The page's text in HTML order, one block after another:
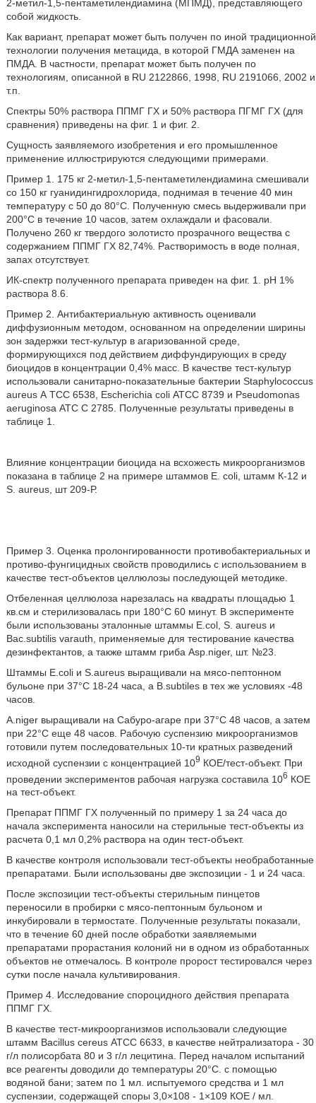
2-метил-1,5-пентаметилендиамина (МПМД), представляющего
собой жидкость.
Как вариант, препарат может быть получен по иной традиционной
технологии получения метацида, в которой ГМДА заменен на
ПМДА. В частности, препарат может быть получен по
технологиям, описанной в RU 2122866, 1998, RU 2191066, 2002 и
т.п.
Спектры 50% раствора ППМГ ГХ и 50% раствора ПГМГ ГХ (для
сравнения) приведены на фиг. 1 и фиг. 2.
Сущность заявляемого изобретения и его промышленное
применение иллюстрируются следующими примерами.
Пример 1. 175 кг 2-метил-1,5-пентаметилендиамина смешивали
со 150 кг гуанидингидрохлорида, поднимая в течение 40 мин
температуру с 50 до 80°С. Полученную смесь выдерживали при
200°С в течение 10 часов, затем охлаждали и фасовали.
Получено 260 кг твердого золотисто прозрачного вещества с
содержанием ППМГ ГХ 82,74%. Растворимость в воде полная,
запах отсутствует.
ИК-спектр полученного препарата приведен на фиг. 1. рН 1%
раствора 8.6.
Пример 2. Антибактериальную активность оценивали
диффузионным методом, основанном на определении ширины
зон задержки тест-культур в агаризованной среде,
формирующихся под действием диффундирующих в среду
биоцидов в концентрации 0,4% масс. В качестве тест-культур
использовали санитарно-показательные бактерии Staphylococcus
aureus А ТСС 6538, Escherichia coli АТСС 8739 и Pseudomonas
aeruginosa АТС С 2785. Полученные результаты приведены в
таблице 1.
Влияние концентрации биоцида на всхожесть микроорганизмов
показана в таблице 2 на примере штаммов Е. coli, штамм К-12 и
S. aureus, шт 209-Р.
Пример 3. Оценка пролонгированности противобактериальных и
противо-фунгицидных свойств проводились с использованием в
качестве тест-объектов целлюлозы последующей методике.
Отбеленная целлюлоза нарезалась на квадраты площадью 1
кв.см и стерилизовалась при 180°С 60 минут. В эксперименте
были использованы эталонные штаммы E.col, S. aureus и
Вас.subtilis varauth, применяемые для тестирование качества
дезинфектантов, а также штамм гриба Asp.niger, шт. №23.
Штаммы E.coli и S.aureus выращивали на мясо-пептонном
бульоне при 37°С 18-24 часа, a B.subtiles в тех же условиях -48
часов.
A.niger выращивали на Сабуро-агаре при 37°С 48 часов, а затем
при 22°С еще 48 часов. Рабочую суспензию микроорганизмов
готовили путем последовательных 10-ти кратных разведений
исходной суспензии с концентрацией 109 КОЕ/тест-объект. При
проведении экспериментов рабочая нагрузка составила 106 КОЕ
на тест-объект.
Препарат ППМГ ГХ полученный по примеру 1 за 24 часа до
начала эксперимента наносили на стерильные тест-объекты из
расчета 0,1 мл 0,2% раствора на один тест-объект.
В качестве контроля использовали тест-объекты необработанные
препаратами. Были использованы две экспозиции - 1 и 24 часа.
После экспозиции тест-объекты стерильным пинцетов
переносили в пробирки с мясо-пептонным бульоном и
инкубировали в термостате. Полученные результаты показали,
что в течение 60 дней после обработки заявляемыми
препаратами прорастания колоний ни в одном из обработанных
объектов не отмечалось. В контроле пророст тестировался через
сутки после начала культивирования.
Пример 4. Исследование спороцидного действия препарата
ППМГ ГХ.
В качестве тест-микроорганизмов использовали следующие
штамм Bacillus cereus АТСС 6633, в качестве нейтрализатора - 30
г/л полисорбата 80 и 3 г/л лецитина. Перед началом испытаний
все реагенты доводили до температуры 20°С. с помощью
водяной бани; затем по 1 мл. испытуемого средства и 1 мл
суспензии, содержащей споры 3,0×108 - 1×109 КОЕ / мл.